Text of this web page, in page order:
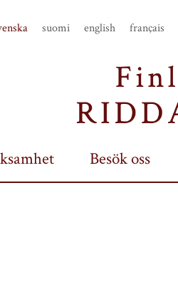
suomi english français
Besök oss